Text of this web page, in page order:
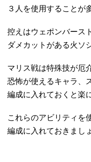
３人を使用することが
控えはウェポンバース
ダメカットがある火ソ
マリス戦は特殊技が厄
恐怖が使えるキャラ、
編成に入れておくと楽
これらのアビリティを
編成に入れておきまし